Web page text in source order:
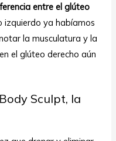
entre el glúteo
izquierdo ya habíamos
la musculatura y la
el glúteo derecho aún
Sculpt, la